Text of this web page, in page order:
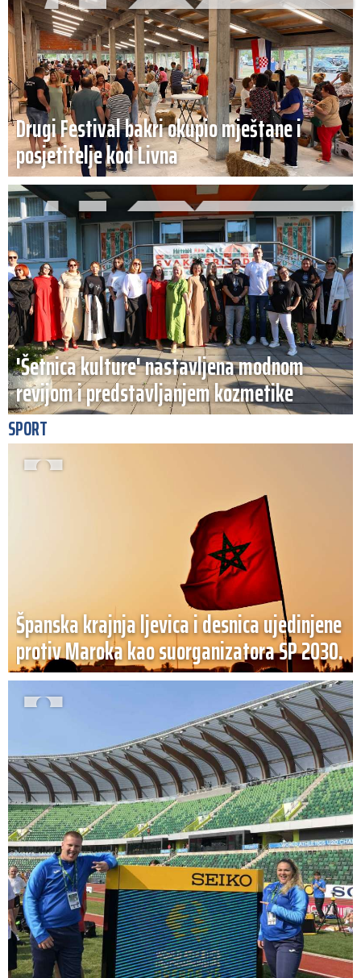
Drugi Festival bakri okupio mještane i
posjetitelje kod Livna
'Šetnica kulture' nastavljena modnom
revijom i predstavljanjem kozmetike
SPORT
Španska krajnja ljevica i desnica ujedinjene
protiv Maroka kao suorganizatora SP 2030.